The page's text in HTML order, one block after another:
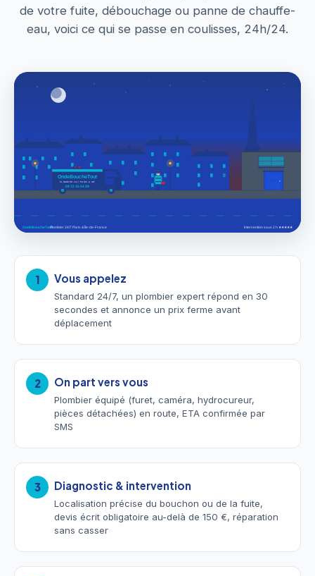
de votre fuite, débouchage ou panne de chauffe-
eau, voici ce qui se passe en coulisses, 24h/24.
1 Vous appelez
Standard 24/7, un plombier expert répond en 30
secondes et annonce un prix ferme avant
déplacement
2 On part vers vous
Plombier équipé (furet, caméra, hydrocureur,
pièces détachées) en route, ETA confirmée par
SMS
3 Diagnostic & intervention
Localisation précise du bouchon ou de la fuite,
devis écrit obligatoire au-delà de 150 €, réparation
sans casser